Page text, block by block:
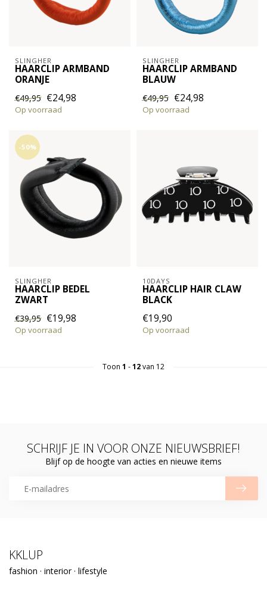
SLINGHER
HAARCLIP ARMBAND
ORANJE
€49,95 €24,98
Op voorraad
SLINGHER
HAARCLIP ARMBAND
BLAUW
€49,95 €24,98
Op voorraad
-50%
SLINGHER
HAARCLIP BEDEL
ZWART
€39,95 €19,98
Op voorraad
10DAYS
HAARCLIP HAIR CLAW
BLACK
€19,90
Op voorraad
Toon 1 -12van 12
SCHRIJF JE IN VOOR ONZE NIEUWSBRIEF!
Blijf op de hoogte van acties en nieuwe items
KKLUP
fashion · interior · lifestyle